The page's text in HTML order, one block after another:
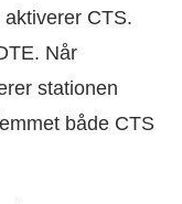
CTS.
Når
stationen
både CTS